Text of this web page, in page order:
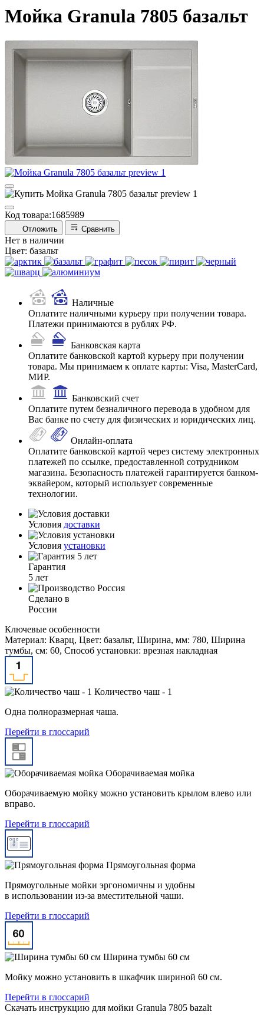
Мойка Granula 7805 базальт
Код товара:1685989
Отложить Сравнить
Нет в наличии
Цвет: базальт
Наличные
Оплатите наличными курьеру при получении товара.
Платежи принимаются в рублях РФ.
Банковская карта
Оплатите банковской картой курьеру при получении
товара. Мы принимаем к оплате карты: Visa, MasterCard,
МИР.
Банковский счет
Оплатите путем безналичного перевода в удобном для
Вас банке по счету для физических и юридических лиц.
Онлайн-оплата
Оплатите банковской картой через систему электронных
платежей по ссылке, предоставленной сотрудником
магазина. Безопасность платежей гарантируется банком-
эквайером, который использует современные
технологии.
Условия доставки
Условия установки
Гарантия
5 лет
Сделано в
России
Ключевые особенности
Материал: Кварц, Цвет: базальт, Ширина, мм: 780, Ширина
тумбы, см: 60, Способ установки: врезная накладная
Количество чаш - 1
Одна полноразмерная чаша.
Перейти в глоссарий
Оборачиваемая мойка
Оборачиваемую мойку можно установить крылом влево или
вправо.
Перейти в глоссарий
Прямоугольная форма
Прямоугольные мойки эргономичны и удобны
в использовании из-за вместительной чаши.
Перейти в глоссарий
Ширина тумбы 60 см
Мойку можно установить в шкафчик шириной 60 см.
Перейти в глоссарий
Скачать инструкцию для мойки Granula 7805 bazalt